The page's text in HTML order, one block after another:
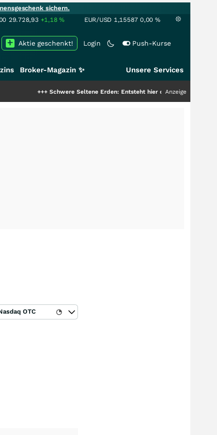
sichern.
29.728,93 +1,18% EUR/USD 1,15587 0,00 %
Login Push-Kurse
Aktie geschenkt!
Broker-Magazin ✨ Unsere Services
Schwere Seltene Erden: Entsteht hier die nächste Milliardenstory?
Anzeige
OTC